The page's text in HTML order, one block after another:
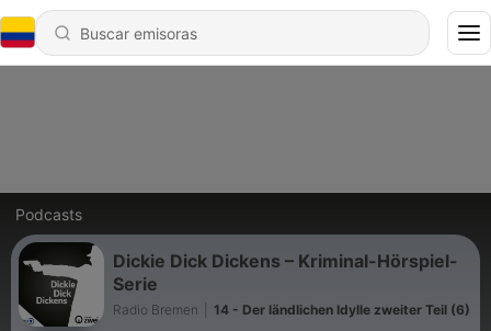
Podcasts
Dickie Dick Dickens – Kriminal-Hörspiel-
Serie
Radio Bremen 14 - Der ländlichen Idylle zweiter Teil (6)